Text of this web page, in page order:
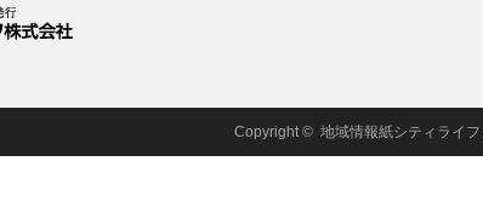
Copyright © 地域情報紙シティライフ